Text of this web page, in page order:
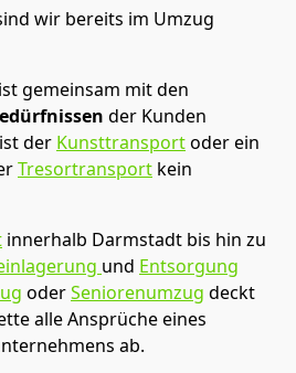
wir bereits im Umzug
ist gemeinsam mit den
der Kunden
der Kunsttransportoder ein
Tresortransport kein
innerhalb Darmstadt bis hin zu
und Entsorgung
oderSeniorenumzug deckt
alle Ansprüche eines
ab.